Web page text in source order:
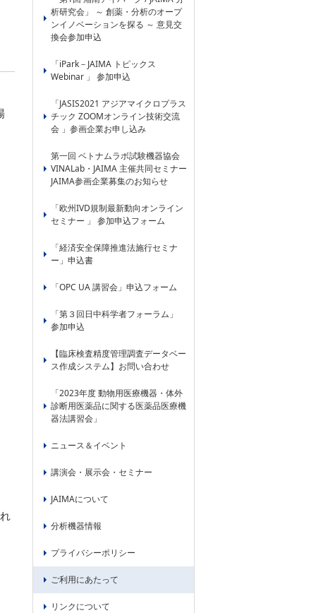
析研究会」 ～ 創薬・分析のオープ
ンイノベーションを探る ～ 意見交
換会参加申込
「iPark－JAIMA トピックス
Webinar 」 参加申込
「JASIS2021 アジアマイクロプラス
チック ZOOMオンライン技術交流
会 」参画企業お申し込み
第一回 ベトナムラボ試験機器協会
VINALab・JAIMA 主催共同セミナー
JAIMA参画企業募集のお知らせ
「欧州IVD規制最新動向オンライン
セミナー 」 参加申込フォーム
「経済安全保障推進法施行セミナ
ー」申込書
「OPC UA 講習会」申込フォーム
「第３回日中科学者フォーラム」
参加申込
【臨床検査精度管理調査データベー
ス作成システム】お問い合わせ
「2023年度 動物用医療機器・体外
診断用医薬品に関する医薬品医療機
器法講習会」
ニュース＆イベント
講演会・展示会・セミナー
JAIMAについて
分析機器情報
プライバシーポリシー
ご利用にあたって
リンクについて